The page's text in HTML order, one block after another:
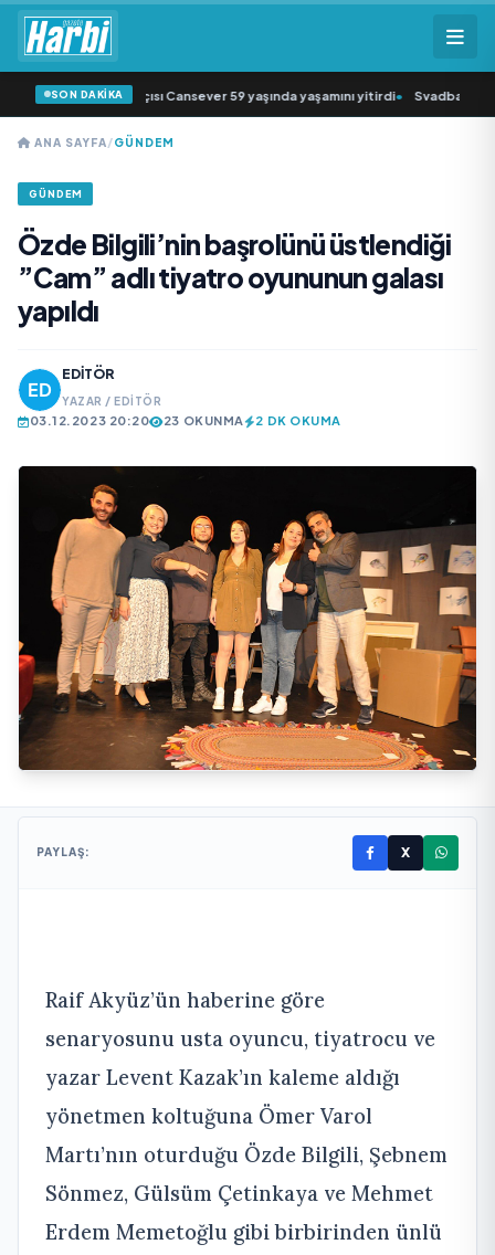
SON DAKİKA
sevilen sanatçısı Cansever 59 yaşında yaşamını yitirdi• Svadba
ANA SAYFA/GÜNDEM
GÜNDEM
Özde Bilgili’nin başrolünü üstlendiği
”Cam” adlı tiyatro oyununun galası
yapıldı
EDITÖR
YAZAR / EDITÖR
03.12.2023 20:20 23 OKUNMA 2 DK OKUMA
PAYLAŞ: X
Raif Akyüz’ün haberine göre
senaryosunu usta oyuncu, tiyatrocu ve
yazar Levent Kazak’ın kaleme aldığı
yönetmen koltuğuna Ömer Varol
Martı’nın oturduğu Özde Bilgili, Şebnem
Sönmez, Gülsüm Çetinkaya ve Mehmet
Erdem Memetoğlu gibi birbirinden ünlü